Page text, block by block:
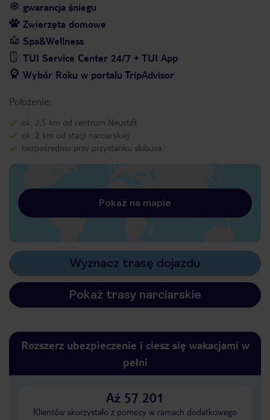
gwarancja śniegu
Zwierzęta domowe
Spa&Wellness
TUI Service Center 24/7 + TUI App
Wybór Roku w portalu TripAdvisor
Położenie:
ok. 2,5 km od centrum Neustift
ok. 2 km od stacji narciarskiej
bezpośrednio przy przystanku skibusa
Pokaż na mapie
Wyznacz trasę dojazdu
Pokaż trasy narciarskie
Rozszerz ubezpieczenie i ciesz się wakacjami w
pełni
Aż 57 201
Klientów skorzystało z pomocy w ramach dodatkowego